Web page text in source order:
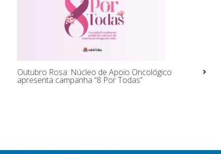
Outubro Rosa: Núcleo de Apoio Oncológico
apresenta campanha “8 Por Todas”